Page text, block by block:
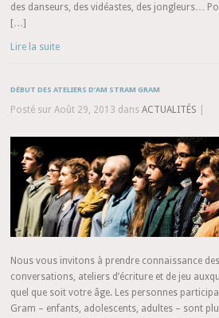
des danseurs, des vidéastes, des jongleurs…
[…]
Lire la suite
DÉBUT DES ATELIERS D’AM STRAM GRAM
Posté sur Août 29, 2013 dansACTUALITÉS
Nous vous invitons à prendre connaissance
conversations, ateliers d’écriture et de jeu
quel que soit votre âge. Les personnes
Gram – enfants, adolescents, adultes – sont